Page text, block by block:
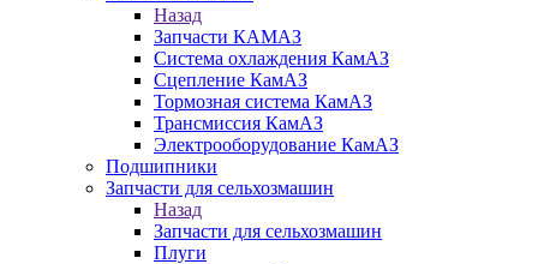
Назад
Запчасти КАМАЗ
Система охлаждения КамАЗ
Сцепление КамАЗ
Тормозная система КамАЗ
Трансмиссия КамАЗ
Электрооборудование КамАЗ
Подшипники
Запчасти для сельхозмашин
Назад
Запчасти для сельхозмашин
Плуги